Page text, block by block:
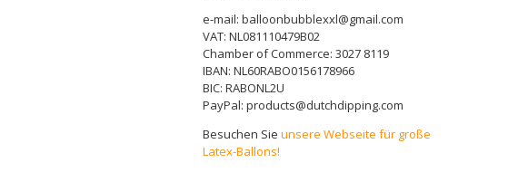
e-mail: balloonbubblexxl@gmail.com
VAT: NL081110479B02
Chamber of Commerce: 3027 8119
IBAN: NL60RABO0156178966
BIC: RABONL2U
PayPal: products@dutchdipping.com
Besuchen Sieunsere Webseite für große
Latex-Ballons!